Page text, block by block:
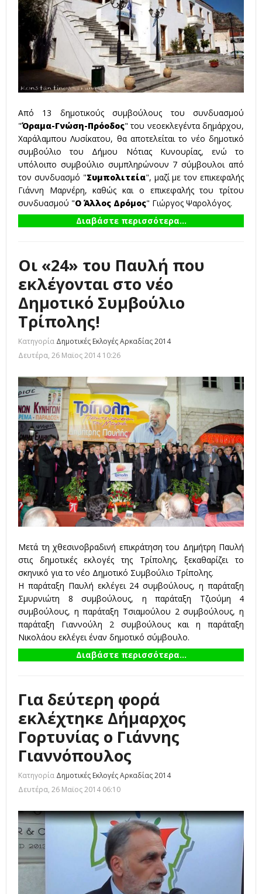
Από 13 δημοτικούς συμβούλους του συνδυασμού
"Όραμα-Γνώση-Πρόοδος" του νεοεκλεγέντα δημάρχου,
Χαράλαμπου Λυσίκατου, θα αποτελείται το νέο δημοτικό
συμβούλιο του Δήμου Νότιας Κυνουρίας, ενώ το
υπόλοιπο συμβούλιο συμπληρώνουν 7 σύμβουλοι από
τον συνδυασμό "Συμπολιτεία", μαζί με τον επικεφαλής
Γιάννη Μαρνέρη, καθώς και ο επικεφαλής του τρίτου
συνδυασμού "Ο Άλλος Δρόμος" Γιώργος Ψαρολόγος.
Διαβάστε περισσότερα...
Οι «24» του Παυλή που
εκλέγονται στο νέο
Δημοτικό Συμβούλιο
Τρίπολης!
Κατηγορία Δημοτικές Εκλογές Αρκαδίας 2014
Δευτέρα, 26 Μαϊος 2014 10:26
Μετά τη χθεσινοβραδινή επικράτηση του Δημήτρη Παυλή
στις δημοτικές εκλογές της Τρίπολης, ξεκαθαρίζει το
σκηνικό για το νέο Δημοτικό Συμβούλιο Τρίπολης.
Η παράταξη Παυλή εκλέγει 24 συμβούλους, η παράταξη
Σμυρνιώτη 8 συμβούλους, η παράταξη Τζιούμη 4
συμβούλους, η παράταξη Τσιαμούλου 2 συμβούλους, η
παράταξη Γιαννούλη 2 συμβούλους και η παράταξη
Νικολάου εκλέγει έναν δημοτικό σύμβουλο.
Διαβάστε περισσότερα...
Για δεύτερη φορά
εκλέχτηκε Δήμαρχος
Γορτυνίας ο Γιάννης
Γιαννόπουλος
Κατηγορία Δημοτικές Εκλογές Αρκαδίας 2014
Δευτέρα, 26 Μαϊος 2014 06:10